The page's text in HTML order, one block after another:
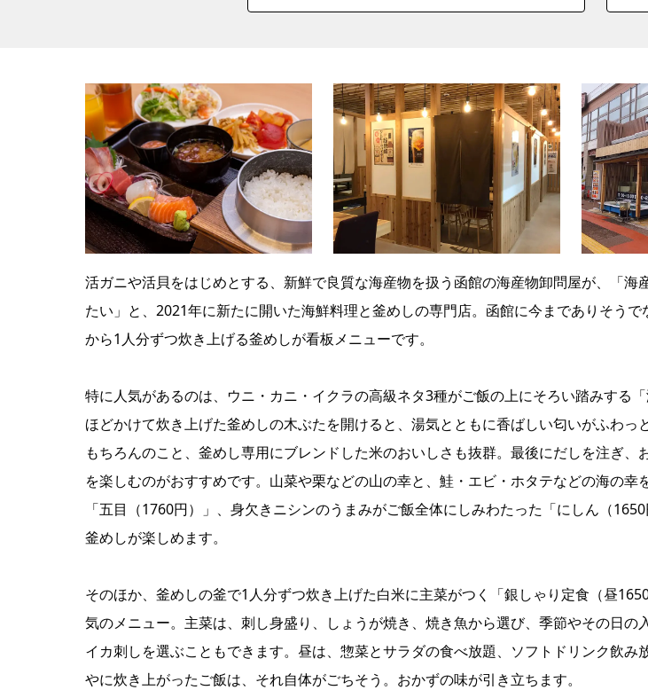
活ガニや活貝をはじめとする、新鮮で良質な海産物を扱う函館の海産物卸問屋が、「海
たい」と、2021年に新たに開いた海鮮料理と釜めしの専門店。函館に今までありそうで
から1人分ずつ炊き上げる釜めしが看板メニューです。
特に人気があるのは、ウニ・カニ・イクラの高級ネタ3種がご飯の上にそろい踏みする
ほどかけて炊き上げた釜めしの木ぶたを開けると、湯気とともに香ばしい匂いがふわっ
もちろんのこと、釜めし専用にブレンドした米のおいしさも抜群。最後にだしを注ぎ、
を楽しむのがおすすめです。山菜や栗などの山の幸と、鮭・エビ・ホタテなどの海の幸
「五目（1760円）」、身欠きニシンのうまみがご飯全体にしみわたった「にしん（
釜めしが楽しめます。
そのほか、釜めしの釜で1人分ずつ炊き上げた白米に主菜がつく「銀しゃり定食（昼
気のメニュー。主菜は、刺し身盛り、しょうが焼き、焼き魚から選び、季節やその日の
イカ刺しを選ぶこともできます。昼は、惣菜とサラダの食べ放題、ソフトドリンク飲み
やに炊き上がったご飯は、それ自体がごちそう。おかずの味が引き立ちます。